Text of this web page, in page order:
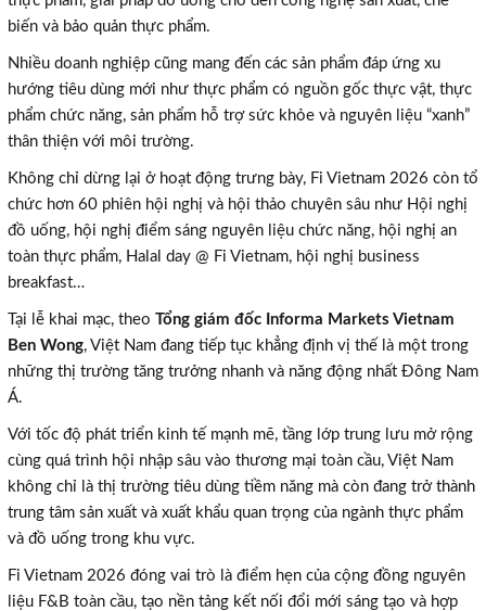
biến và bảo quản thực phẩm.
Nhiều doanh nghiệp cũng mang đến các sản phẩm đáp ứng xu
hướng tiêu dùng mới như thực phẩm có nguồn gốc thực vật, thực
phẩm chức năng, sản phẩm hỗ trợ sức khỏe và nguyên liệu “xanh”
thân thiện với môi trường.
Không chỉ dừng lại ở hoạt động trưng bày, Fi Vietnam 2026 còn tổ
chức hơn 60 phiên hội nghị và hội thảo chuyên sâu như Hội nghị
đồ uống, hội nghị điểm sáng nguyên liệu chức năng, hội nghị an
toàn thực phẩm, Halal day @ Fi Vietnam, hội nghị business
breakfast…
Tại lễ khai mạc, theo Tổng giám đốc Informa Markets Vietnam
Ben Wong, Việt Nam đang tiếp tục khẳng định vị thế là một trong
những thị trường tăng trưởng nhanh và năng động nhất Đông Nam
Á.
Với tốc độ phát triển kinh tế mạnh mẽ, tầng lớp trung lưu mở rộng
cùng quá trình hội nhập sâu vào thương mại toàn cầu, Việt Nam
không chỉ là thị trường tiêu dùng tiềm năng mà còn đang trở thành
trung tâm sản xuất và xuất khẩu quan trọng của ngành thực phẩm
và đồ uống trong khu vực.
Fi Vietnam 2026 đóng vai trò là điểm hẹn của cộng đồng nguyên
liệu F&B toàn cầu, tạo nền tảng kết nối đổi mới sáng tạo và hợp